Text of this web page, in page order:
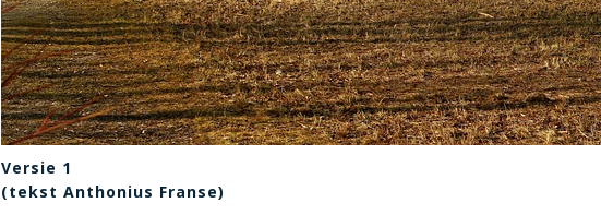
Versie 1
(tekst Anthonius Franse)